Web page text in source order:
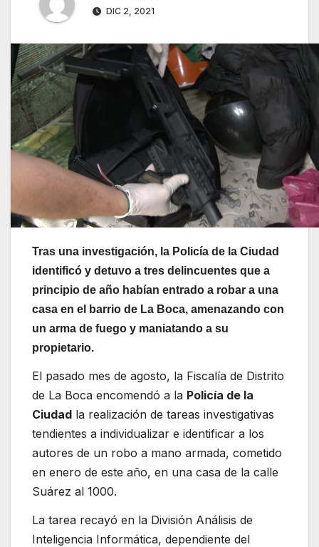
DIC 2, 2021
Tras una investigación, la Policía de la Ciudad
identificó y detuvo a tres delincuentes que a
principio de año habían entrado a robar a una
casa en el barrio de La Boca, amenazando con
un arma de fuego y maniatando a su
propietario.
El pasado mes de agosto, la Fiscalía de Distrito
de La Boca encomendó a la Policía de la
Ciudad la realización de tareas investigativas
tendientes a individualizar e identificar a los
autores de un robo a mano armada, cometido
en enero de este año, en una casa de la calle
Suárez al 1000.
La tarea recayó en la División Análisis de
Inteligencia Informática, dependiente del